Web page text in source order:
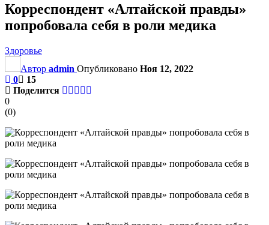
Корреспондент «Алтайской правды»
попробовала себя в роли медика
Здоровье
Автор admin Опубликовано Ноя 12, 2022
0
15
Поделится
0
(0)